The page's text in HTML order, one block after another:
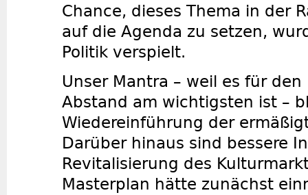
Chance, dieses Thema in der
auf die Agenda zu setzen,
Politik verspielt.
Unser Mantra – weil es für
Abstand am wichtigsten ist –
Wiedereinführung der
Darüber hinaus sind bessere
Revitalisierung des
Masterplan hätte zunächst